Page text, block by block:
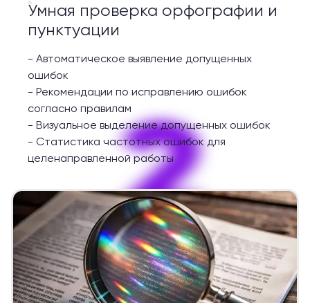
2
Умная проверка орфографии и
пунктуации
- Автоматическое выявление допущенных
ошибок
- Рекомендации по исправлению ошибок
согласно правилам
- Визуальное выделение допущенных ошибок
- Статистика частотных ошибок для
целенаправленной работы